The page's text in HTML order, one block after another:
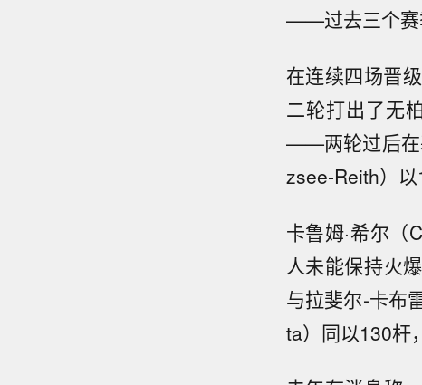
——过去三个赛
在连续四场晋
二轮打出了无
——两轮过后在
zsee-Reith）以
卡鲁姆·希尔（
人未能保持火
与拉斐尔-卡布
ta）同以130杆